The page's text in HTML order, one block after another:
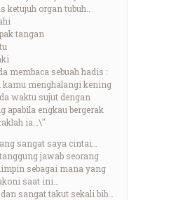
ketujuh organ tubuh..
tangan
membaca sebuah hadis :
kamu menghalangi kening
waktu sujut dengan
apabila engkau bergerak
ia…\"
sangat saya cintai…
jawab seorang
sebagai mana yang
saat ini…
sangat takut sekali bib…